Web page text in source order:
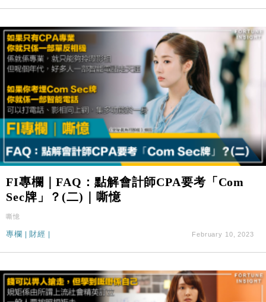
FI專欄｜FAQ：點解會計師CPA要考「Com
Sec牌」？(二)｜嘶憶
嘶憶
專欄 財經 February 10, 2023